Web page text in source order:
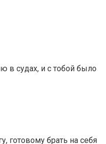
в судах, и с тобой было
готовому брать на себя